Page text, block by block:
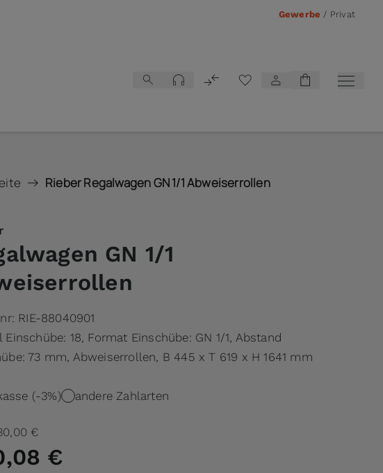
Gewerbe / Privat
Rieber Regalwagen GN 1/1 Abweiserrollen
GN 1/1
RIE-88040901
Einschübe: 18, Format Einschübe: GN 1/1, Abstand
73 mm, Abweiserrollen, B 445 x T 619 x H 1641 mm
(-3%) andere Zahlarten
€
€